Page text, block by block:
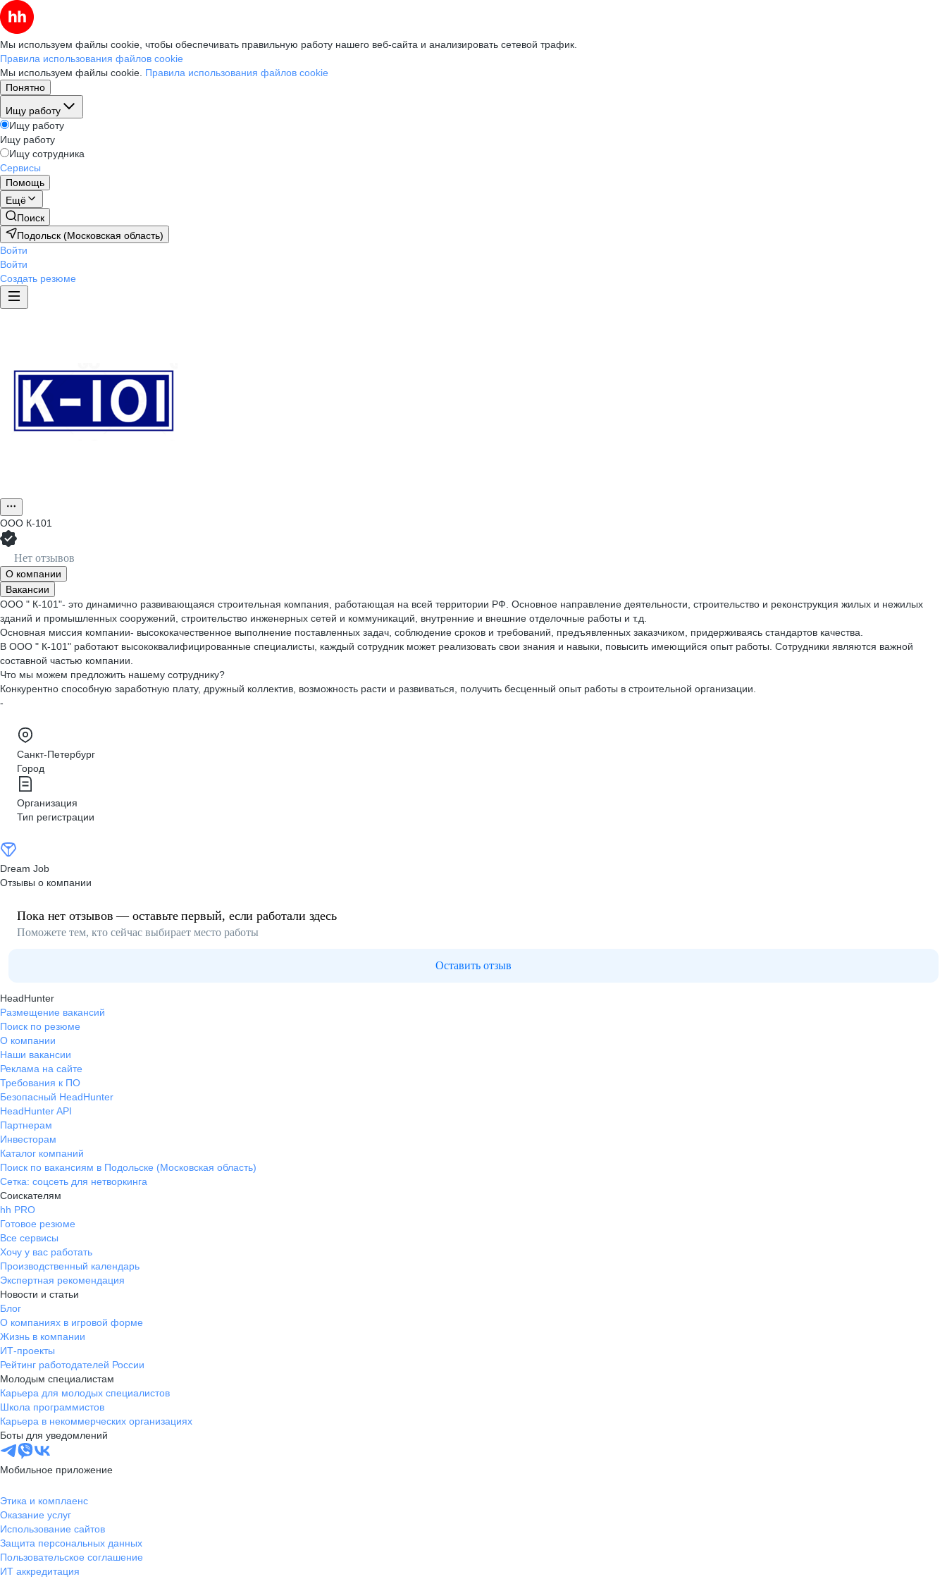
Мы используем файлы cookie, чтобы обеспечивать правильную работу нашего веб-сайта и анализировать сетевой трафик.
Правила использования файлов cookie
Мы используем файлы cookie. Правила использования файлов cookie
Понятно
Ищу работу
Ищу работу
Ищу работу
Ищу сотрудника
Сервисы
Помощь
Ещё
Поиск
Подольск (Московская область)
Войти
Войти
Создать резюме
ООО К-101
Нет отзывов
О компании
Вакансии
ООО " К-101"- это динамично развивающаяся строительная компания, работающая на всей территории РФ. Основное направление деятельности, строительство и реконструкция жилых и нежилых
зданий и промышленных сооружений, строительство инженерных сетей и коммуникаций, внутренние и внешние отделочные работы и т.д.
Основная миссия компании- высококачественное выполнение поставленных задач, соблюдение сроков и требований, предъявленных заказчиком, придерживаясь стандартов качества.
В ООО " К-101" работают высококвалифицированные специалисты, каждый сотрудник может реализовать свои знания и навыки, повысить имеющийся опыт работы. Сотрудники являются важной
составной частью компании.
Что мы можем предложить нашему сотруднику?
Конкурентно способную заработную плату, дружный коллектив, возможность расти и развиваться, получить бесценный опыт работы в строительной организации.
-
Санкт-Петербург
Город
Организация
Тип регистрации
Dream Job
Отзывы о компании
Пока нет отзывов — оставьте первый, если работали здесь
Поможете тем, кто сейчас выбирает место работы
Оставить отзыв
HeadHunter
Размещение вакансий
Поиск по резюме
О компании
Наши вакансии
Реклама на сайте
Требования к ПО
Безопасный HeadHunter
HeadHunter API
Партнерам
Инвесторам
Каталог компаний
Поиск по вакансиям в Подольске (Московская область)
Сетка: соцсеть для нетворкинга
Соискателям
hh PRO
Готовое резюме
Все сервисы
Хочу у вас работать
Производственный календарь
Экспертная рекомендация
Новости и статьи
Блог
О компаниях в игровой форме
Жизнь в компании
ИТ-проекты
Рейтинг работодателей России
Молодым специалистам
Карьера для молодых специалистов
Школа программистов
Карьера в некоммерческих организациях
Боты для уведомлений
Мобильное приложение
Этика и комплаенс
Оказание услуг
Использование сайтов
Защита персональных данных
Пользовательское соглашение
ИТ аккредитация